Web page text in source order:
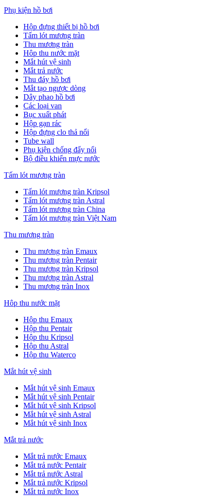
Phụ kiện hồ bơi
Hộp đựng thiết bị hồ bơi
Tấm lót mương tràn
Thu mương tràn
Hôp thu nước mặt
Mắt hút vệ sinh
Mắt trả nước
Thu đáy hồ bơi
Mắt tạo ngược dòng
Dây phao hồ bơi
Các loại van
Bục xuất phát
Hộp gạn rác
Hộp đựng clo thả nổi
Tube wall
Phụ kiện chống đẩy nổi
Bộ điều khiển mực nước
Tấm lót mương tràn
Tấm lót mương tràn Kripsol
Tấm lót mương tràn Astral
Tấm lót mương tràn China
Tấm lót mương tràn Việt Nam
Thu mương tràn
Thu mương tràn Emaux
Thu mương tràn Pentair
Thu mương tràn Kripsol
Thu mương tràn Astral
Thu mương tràn Inox
Hôp thu nước mặt
Hộp thu Emaux
Hộp thu Pentair
Hộp thu Kripsol
Hộp thu Astral
Hộp thu Waterco
Mắt hút vệ sinh
Mắt hút vệ sinh Emaux
Mắt hút vệ sinh Pentair
Mắt hút vệ sinh Kripsol
Mắt hút vệ sinh Astral
Mắt hút vệ sinh Inox
Mắt trả nước
Mắt trả nước Emaux
Mắt trả nước Pentair
Mắt trả nước Astral
Mắt trả nước Kripsol
Mắt trả nước Inox